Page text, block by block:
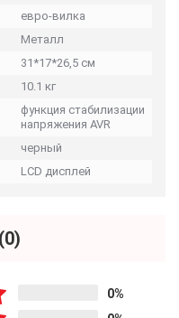
евро-вилка
Металл
31*17*26,5 см
10.1 кг
функция стабилизации
напряжения AVR
черный
LCD дисплей
(0)
0%